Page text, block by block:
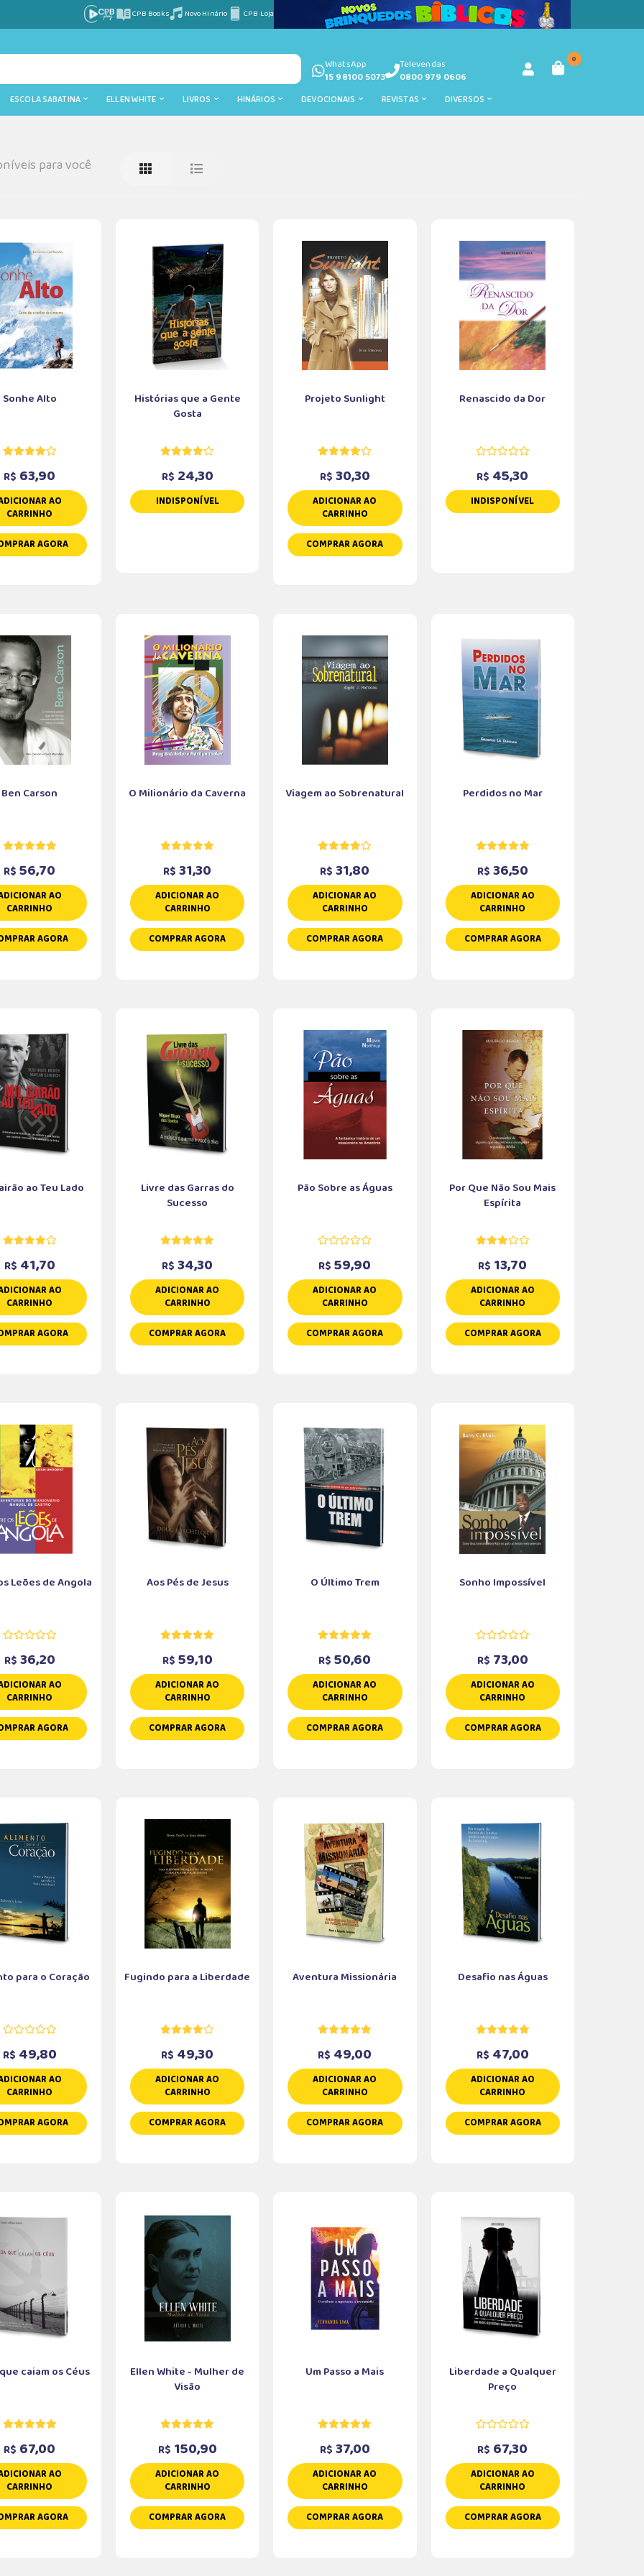
CPB Books Novo Hinário CPB Loja
WhatsApp
15 98100 5073
Televendas
0800 979 0606
0
ESCOLA SABATINA ELLEN WHITE LIVROS HINÁRIOS DEVOCIONAIS REVISTAS DIVERSOS
para você
Sonhe Alto
R$ 63,90
AO
CARRINHO
AGORA
Histórias que a Gente
Gosta
R$ 24,30
INDISPONÍVEL
Projeto Sunlight
R$ 30,30
ADICIONAR AO
CARRINHO
COMPRAR AGORA
Renascido da Dor
R$ 45,30
INDISPONÍVEL
Ben Carson
R$ 56,70
AO
CARRINHO
AGORA
O Milionário da Caverna
R$ 31,30
ADICIONAR AO
CARRINHO
COMPRAR AGORA
Viagem ao Sobrenatural
R$ 31,80
ADICIONAR AO
CARRINHO
COMPRAR AGORA
Perdidos no Mar
R$ 36,50
ADICIONAR AO
CARRINHO
COMPRAR AGORA
ao Teu Lado
R$ 41,70
AO
CARRINHO
AGORA
Livre das Garras do
Sucesso
R$ 34,30
ADICIONAR AO
CARRINHO
COMPRAR AGORA
Pão Sobre as Águas
R$ 59,90
ADICIONAR AO
CARRINHO
COMPRAR AGORA
Por Que Não Sou Mais
Espírita
R$ 13,70
ADICIONAR AO
CARRINHO
COMPRAR AGORA
Leões de Angola
R$ 36,20
AO
CARRINHO
AGORA
Aos Pés de Jesus
R$ 59,10
ADICIONAR AO
CARRINHO
COMPRAR AGORA
O Último Trem
R$ 50,60
ADICIONAR AO
CARRINHO
COMPRAR AGORA
Sonho Impossível
R$ 73,00
ADICIONAR AO
CARRINHO
COMPRAR AGORA
para o Coração
R$ 49,80
AO
CARRINHO
AGORA
Fugindo para a Liberdade
R$ 49,30
ADICIONAR AO
CARRINHO
COMPRAR AGORA
Aventura Missionária
R$ 49,00
ADICIONAR AO
CARRINHO
COMPRAR AGORA
Desafio nas Águas
R$ 47,00
ADICIONAR AO
CARRINHO
COMPRAR AGORA
caiam os Céus
R$ 67,00
AO
CARRINHO
AGORA
Ellen White - Mulher de
Visão
R$ 150,90
ADICIONAR AO
CARRINHO
COMPRAR AGORA
Um Passo a Mais
R$ 37,00
ADICIONAR AO
CARRINHO
COMPRAR AGORA
Liberdade a Qualquer
Preço
R$ 67,30
ADICIONAR AO
CARRINHO
COMPRAR AGORA